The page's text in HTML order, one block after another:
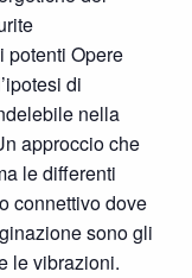
potenti Opere
di
nella
approccio che
le differenti
connettivo dove
sono gli
le vibrazioni.